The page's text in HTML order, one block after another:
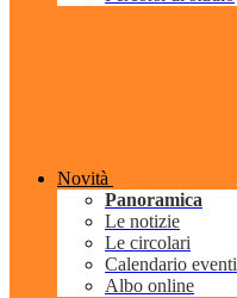
Novità
Panoramica
Le notizie
Le circolari
Calendario eventi
Albo online